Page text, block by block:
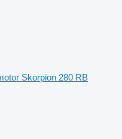
Skorpion 280 RB